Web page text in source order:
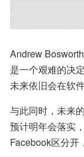
Andrew
是一个艰难的决
未来依旧会在软
与此同时，未来
预计明年会落实
Facebook区分开